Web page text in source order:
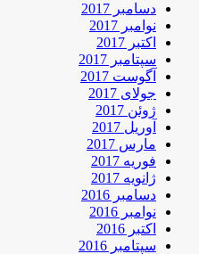
دسامبر 2017
نوامبر 2017
اکتبر 2017
سپتامبر 2017
آگوست 2017
جولای 2017
ژوئن 2017
آوریل 2017
مارس 2017
فوریه 2017
ژانویه 2017
دسامبر 2016
نوامبر 2016
اکتبر 2016
سپتامبر 2016